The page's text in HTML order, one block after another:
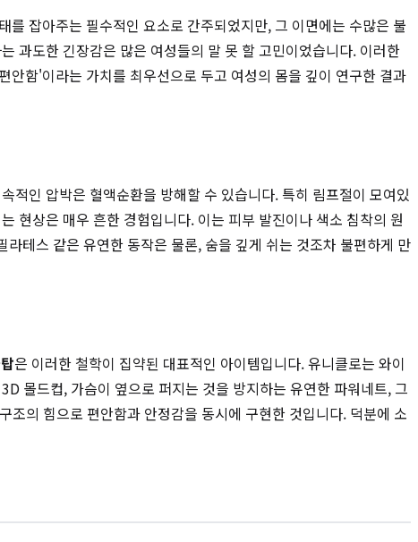
잡아주는 필수적인 요소로 간주되었지만, 그 이면에는 수많은 불
과도한 긴장감은 많은 여성들의 말 못 할 고민이었습니다. 이러한
함'이라는 가치를 최우선으로 두고 여성의 몸을 깊이 연구한 결과
적인 압박은 혈액순환을 방해할 수 있습니다. 특히 림프절이 모여있
현상은 매우 흔한 경험입니다. 이는 피부 발진이나 색소 침착의 원
테스 같은 유연한 동작은 물론, 숨을 깊게 쉬는 것조차 불편하게 만
은 이러한 철학이 집약된 대표적인 아이템입니다. 유니클로는 와이
몰드컵, 가슴이 옆으로 퍼지는 것을 방지하는 유연한 파워네트, 그
의 힘으로 편안함과 안정감을 동시에 구현한 것입니다. 덕분에 소